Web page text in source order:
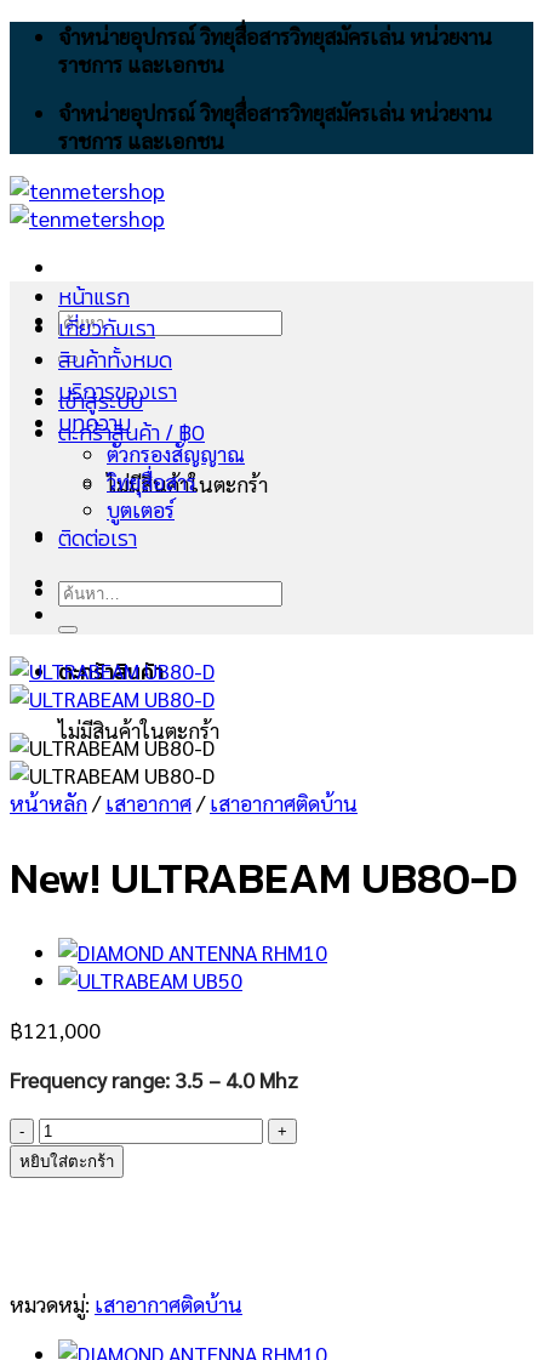
Skip
จำหน่ายอุปกรณ์ วิทยุสื่อสารวิทยุสมัครเล่น หน่วยงาน
ราชการ และเอกชน
จำหน่ายอุปกรณ์ วิทยุสื่อสารวิทยุสมัครเล่น หน่วยงาน
ราชการ และเอกชน
ค้นหา:
เข้าสู่ระบบ
ตะกร้าสินค้า /฿0
ไม่มีสินค้าในตะกร้า
ตะกร้าสินค้า
ไม่มีสินค้าในตะกร้า
หน้าแรก
เกี่ยวกับเรา
สินค้าทั้งหมด
บริการของเรา
บทความ
ตัวกรองสัญญาณ
วิทยุสื่อสาร
บูตเตอร์
ติดต่อเรา
ค้นหา:
หน้าหลัก/ เสาอากาศ/ เสาอากาศติดบ้าน
New! ULTRABEAM UB80-D
฿121,000
Frequency range: 3.5 – 4.0 Mhz
จำนวน
New!
ULTRABEAM
หยิบใส่ตะกร้า
หมวดหมู่: เสาอากาศติดบ้าน